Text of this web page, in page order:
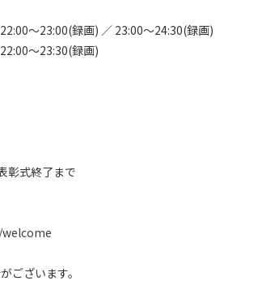
～23:00(録画) ／ 23:00～24:30(録画)
～23:30(録画)
彰式終了まで
ございます。